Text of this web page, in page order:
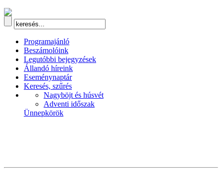
Programajánló
Beszámolóink
Legutóbbi bejegyzések
Állandó híreink
Eseménynaptár
Keresés, szűrés
Nagyböjt és húsvét
Adventi időszak
Ünnepkörök